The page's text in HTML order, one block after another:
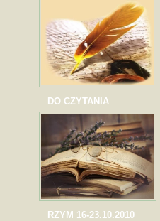
DO CZYTANIA
RZYM 16-23.10.2010